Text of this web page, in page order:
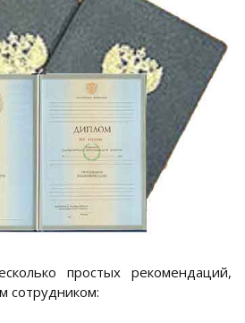
простых рекомендаций,
сотрудником: